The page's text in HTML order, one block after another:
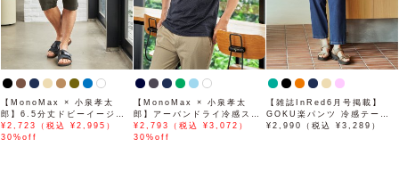
【MonoMax × 小泉孝太
郎】6.5分丈ドビーイージー
ハーフパンツ「小泉孝太郎さ
ん着用モデル」
¥2,723（税込 ¥2,995）
30%off
【MonoMax × 小泉孝太
郎】アーバンドライ冷感スイ
スボタンダウンポロシャツ
「小泉孝太郎さん着用モデ
¥2,793（税込 ¥3,072）
30%off
【雑誌InRed6月号掲載】
GOKU楽パンツ 冷感テーパ
ード【接触冷感】
¥2,990（税込 ¥3,289）